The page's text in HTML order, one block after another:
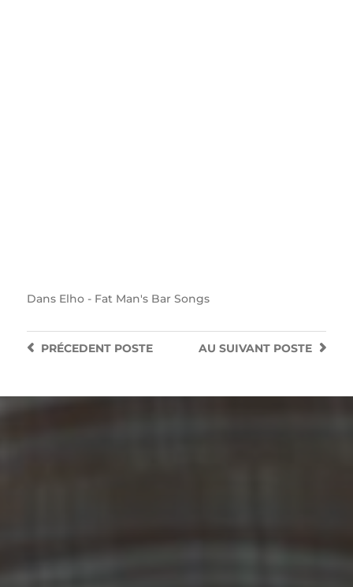
Dans Elho - Fat Man's Bar Songs
AU SUIVANT POSTE
PRÉCEDENTPOSTE